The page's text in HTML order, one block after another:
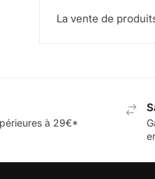
La vente de
à 29€*